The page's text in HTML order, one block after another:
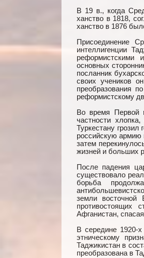
В 19 в., когда
ханство в 1818,
ханство в 1876
Присоединение
интеллигенции
реформистскими
основных
посланник
своих учеников
преобразования
реформистскому
Во время Первой
частности
Туркестану
российскую армию
затем
жизней и больших
После падения
существовало
борьба
земли восточной
противостоящих
Афганистан,
В середине 1920-
этническому
Таджикистан в
преобразована в